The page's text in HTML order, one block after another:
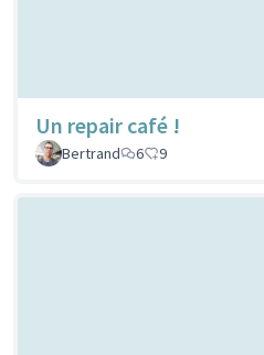
Un repair café !
Bertrand
6 9